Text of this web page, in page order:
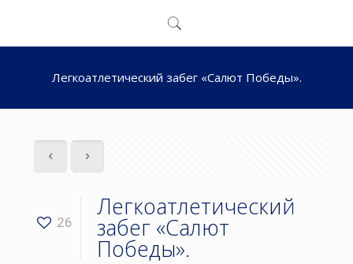
Легкоатлетический забег «Салют Победы».
26
Легкоатлетический
забег «Салют
Победы».